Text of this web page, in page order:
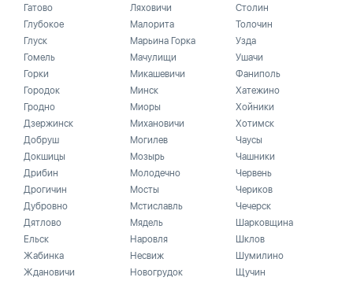
Гатово
Глубокое
Глуск
Гомель
Горки
Городок
Гродно
Дзержинск
Добруш
Докшицы
Дрибин
Дрогичин
Дубровно
Дятлово
Ельск
Жабинка
Ждановичи
Ляховичи
Малорита
Марьина Горка
Мачулищи
Микашевичи
Минск
Миоры
Михановичи
Могилев
Мозырь
Молодечно
Мосты
Мстиславль
Мядель
Наровля
Несвиж
Новогрудок
Столин
Толочин
Узда
Ушачи
Фаниполь
Хатежино
Хойники
Хотимск
Чаусы
Чашники
Червень
Чериков
Чечерск
Шарковщина
Шклов
Шумилино
Щучин